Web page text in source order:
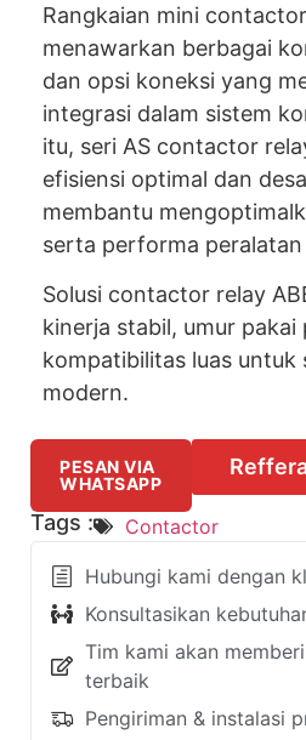
Rangkaian mini
menawarkan berbagai
dan opsi koneksi yang
integrasi dalam sistem
itu, seri AS contactor
efisiensi optimal dan
membantu
serta performa peralatan
Solusi contactor relay
kinerja stabil, umur pakai
kompatibilitas luas untuk
modern.
PESAN VIA
WHATSAPP
Tags : Contactor
Hubungi kami dengan
Konsultasikan
Tim kami akan
terbaik
Pengiriman & instalasi